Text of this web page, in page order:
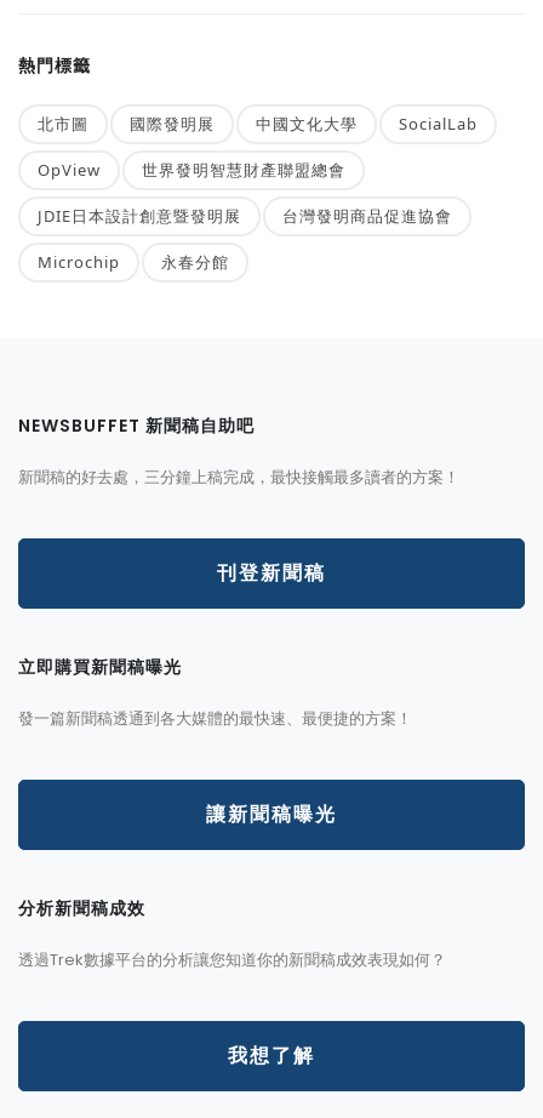
熱門標籤
北市圖 國際發明展 中國文化大學 SocialLab
OpView 世界發明智慧財產聯盟總會
JDIE日本設計創意暨發明展 台灣發明商品促進協會
Microchip 永春分館
NEWSBUFFET 新聞稿自助吧
新聞稿的好去處，三分鐘上稿完成，最快接觸最多讀者的方案！
刊登新聞稿
立即購買新聞稿曝光
發一篇新聞稿透通到各大媒體的最快速、最便捷的方案！
讓新聞稿曝光
分析新聞稿成效
透過Trek數據平台的分析讓您知道你的新聞稿成效表現如何？
我想了解